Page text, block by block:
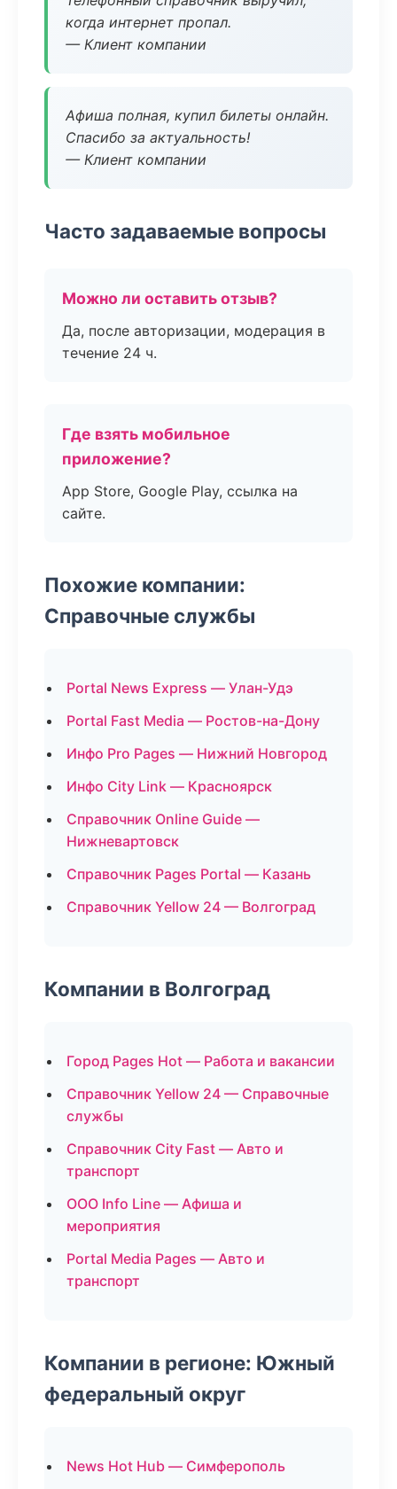
когда интернет пропал.
— Клиент компании
Афиша полная, купил билеты онлайн.
Спасибо за актуальность!
— Клиент компании
Часто задаваемые вопросы
Можно ли оставить отзыв?
Да, после авторизации, модерация в
течение 24 ч.
Где взять мобильное
приложение?
App Store, Google Play, ссылка на
сайте.
Похожие компании:
Справочные службы
Portal News Express — Улан-Удэ
Portal Fast Media — Ростов-на-Дону
Инфо Pro Pages — Нижний Новгород
Инфо City Link — Красноярск
Справочник Online Guide —
Нижневартовск
Справочник Pages Portal — Казань
Справочник Yellow 24 — Волгоград
Компании в Волгоград
Город Pages Hot — Работа и вакансии
Справочник Yellow 24 — Справочные
службы
Справочник City Fast — Авто и
транспорт
ООО Info Line — Афиша и
мероприятия
Portal Media Pages — Авто и
транспорт
Компании в регионе: Южный
федеральный округ
News Hot Hub — Симферополь